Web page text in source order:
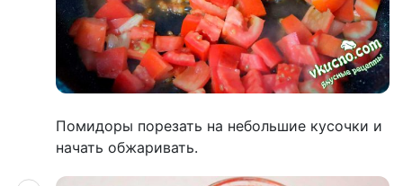
Помидоры порезать на небольшие кусочки и
начать обжаривать.